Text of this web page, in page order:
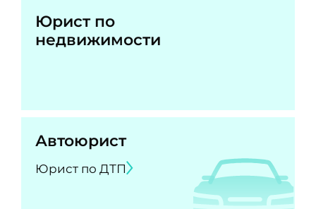
Юрист по
недвижимости
Автоюрист
Юрист по ДТП